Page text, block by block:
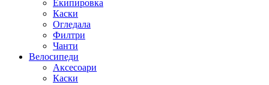
Екипировка
Каски
Огледала
Филтри
Чанти
Велосипеди
Аксесоари
Каски